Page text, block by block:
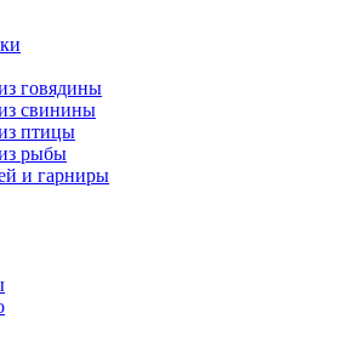
говядины
свинины
птицы
рыбы
и гарниры